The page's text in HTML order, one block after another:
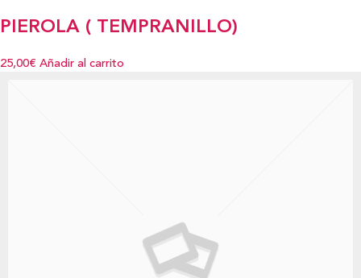
PIEROLA ( TEMPRANILLO)
25,00€ Añadir al carrito